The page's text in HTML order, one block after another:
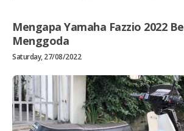
Mengapa Yamaha Fazzio 2022
Menggoda
Saturday, 27/08/2022